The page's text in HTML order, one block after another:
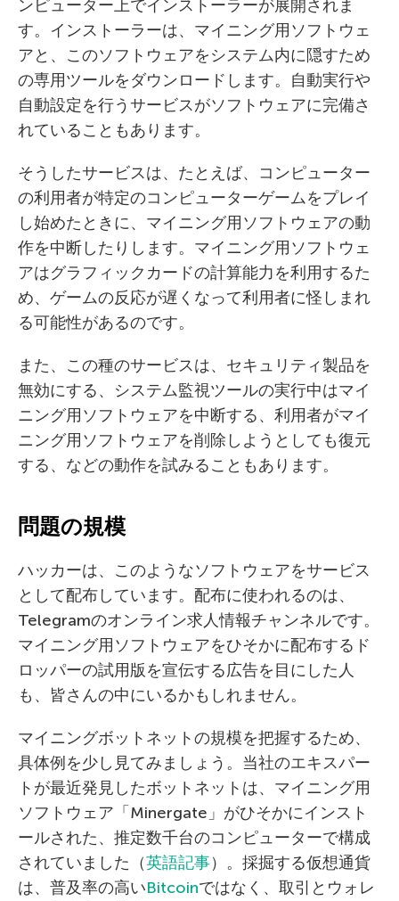
ンピューター上でインストーラーが展開されま
す。インストーラーは、マイニング用ソフトウェ
アと、このソフトウェアをシステム内に隠すため
の専用ツールをダウンロードします。自動実行や
自動設定を行うサービスがソフトウェアに完備さ
れていることもあります。
そうしたサービスは、たとえば、コンピューター
の利用者が特定のコンピューターゲームをプレイ
し始めたときに、マイニング用ソフトウェアの動
作を中断したりします。マイニング用ソフトウェ
アはグラフィックカードの計算能力を利用するた
め、ゲームの反応が遅くなって利用者に怪しまれ
る可能性があるのです。
また、この種のサービスは、セキュリティ製品を
無効にする、システム監視ツールの実行中はマイ
ニング用ソフトウェアを中断する、利用者がマイ
ニング用ソフトウェアを削除しようとしても復元
する、などの動作を試みることもあります。
問題の規模
ハッカーは、このようなソフトウェアをサービス
として配布しています。配布に使われるのは、
Telegramのオンライン求人情報チャンネルです。
マイニング用ソフトウェアをひそかに配布するド
ロッパーの試用版を宣伝する広告を目にした人
も、皆さんの中にいるかもしれません。
マイニングボットネットの規模を把握するため、
具体例を少し見てみましょう。当社のエキスパー
トが最近発見したボットネットは、マイニング用
ソフトウェア「Minergate」がひそかにインスト
ールされた、推定数千台のコンピューターで構成
されていました（英語記事）。採掘する仮想通貨
は、普及率の高いBitcoinではなく、取引とウォレ